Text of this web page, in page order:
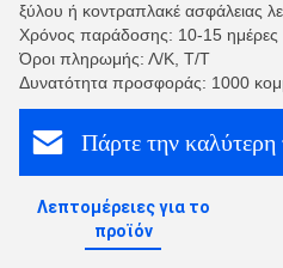
ξύλου ή κοντραπλακέ ασφάλειας
Χρόνος παράδοσης: 10-15 ημέρες
Όροι πληρωμής: Λ/Κ, Τ/Τ
Δυνατότητα προσφοράς: 1000
Πάρτε την καλύτερη
Λεπτομέρειες για το
προϊόν